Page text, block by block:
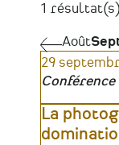
1 résultat(s)
AoûtAoût
29
La